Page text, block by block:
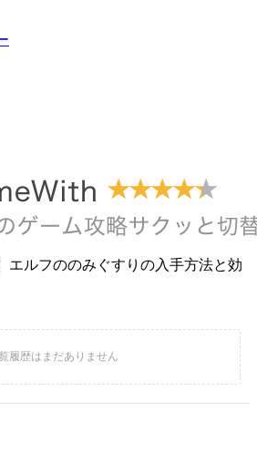
エルフののみぐすりの入手方法と効